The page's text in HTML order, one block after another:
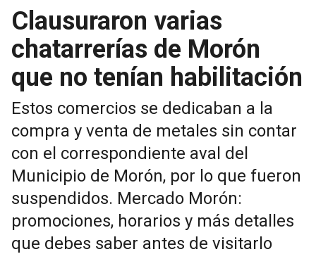
Clausuraron varias
chatarrerías de Morón
que no tenían habilitación
Estos comercios se dedicaban a la
compra y venta de metales sin contar
con el correspondiente aval del
Municipio de Morón, por lo que fueron
suspendidos. Mercado Morón:
promociones, horarios y más detalles
que debes saber antes de visitarlo